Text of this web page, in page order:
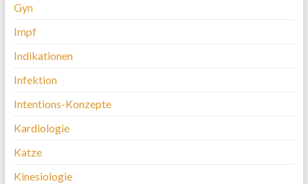
Gyn
Impf
Indikationen
Infektion
Intentions-Konzepte
Kardiologie
Katze
Kinesiologie